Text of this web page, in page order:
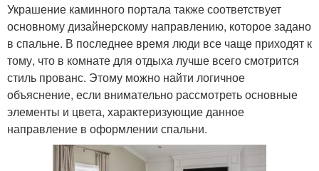
Украшение каминного портала также соответствует
основному дизайнерскому направлению, которое задано
в спальне. В последнее время люди все чаще приходят к
тому, что в комнате для отдыха лучше всего смотрится
стиль прованс. Этому можно найти логичное
объяснение, если внимательно рассмотреть основные
элементы и цвета, характеризующие данное
направление в оформлении спальни.